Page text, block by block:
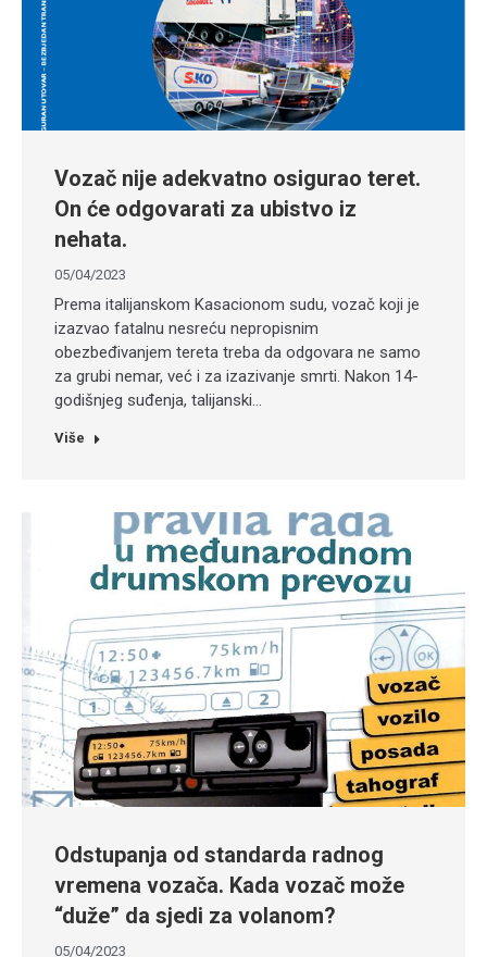
Vozač nije adekvatno osigurao teret.
On će odgovarati za ubistvo iz
nehata.
05/04/2023
Prema italijanskom Kasacionom sudu, vozač koji je
izazvao fatalnu nesreću nepropisnim
obezbeđivanjem tereta treba da odgovara ne samo
za grubi nemar, već i za izazivanje smrti. Nakon 14-
godišnjeg suđenja, talijanski…
Više
Odstupanja od standarda radnog
vremena vozača. Kada vozač može
“duže” da sjedi za volanom?
05/04/2023